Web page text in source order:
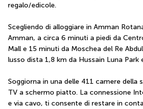
regalo/edicole.
Scegliendo di alloggiare in Amman
Amman, a circa 6 minuti a piedi da
Mall e 15 minuti da Moschea del Re
lusso dista 1,8 km da Hussain Luna Park
Soggiorna in una delle 411 camere
TV a schermo piatto. La connessione
e via cavo, ti consente di restare in